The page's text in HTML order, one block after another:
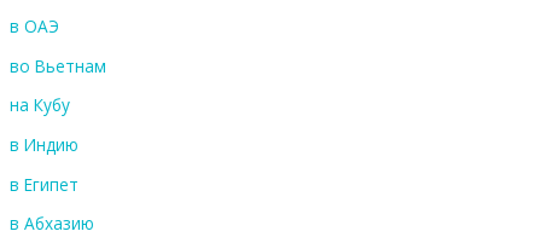
в ОАЭ
во Вьетнам
на Кубу
в Индию
в Египет
в Абхазию